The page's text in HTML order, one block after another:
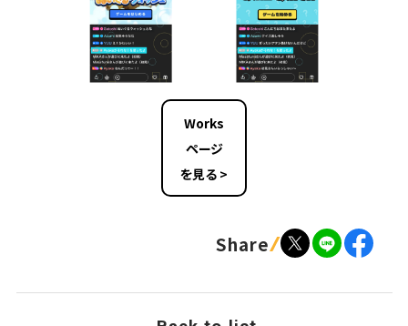
Works
ページ
を見る >
Share